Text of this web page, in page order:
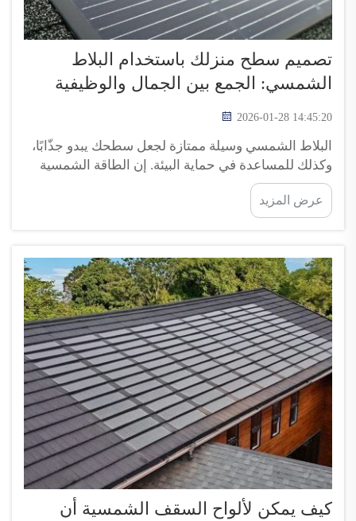
تصميم سطح منزلك باستخدام البلاط
الشمسي: الجمع بين الجمال والوظيفية
2026-01-28 14:45:20
البلاط الشمسي وسيلة ممتازة لجعل سطحك يبدو جذّابًا،
وكذلك للمساعدة في حماية البيئة. إن الطاقة الشمسية
تكتسب اهتمامًا متزايدًا من قِبل المزيد والمزيد من
الأشخاص، وهذا أمرٌ إيجابيٌّ جدًّا. وباستخدام البلاط
الشمسي، يمكنك تحويل أشعة الشمس إلى كهرباء. وهذه
عرض المزيد
كيف يمكن لألواح السقف الشمسية أن